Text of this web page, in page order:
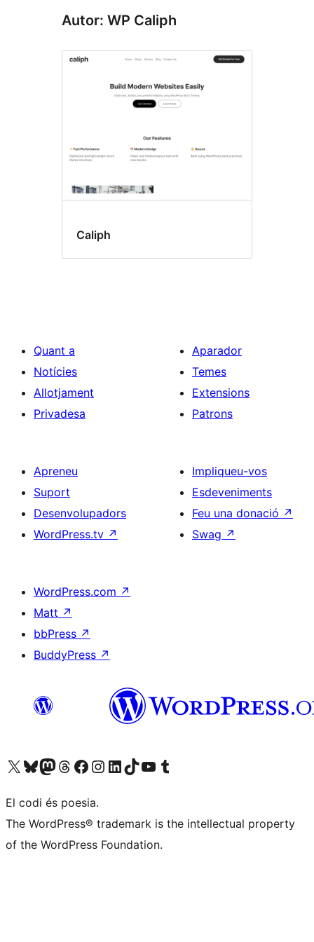
Autor: WP Caliph
Caliph
Quant a
Notícies
Allotjament
Privadesa
Aparador
Temes
Extensions
Patrons
Apreneu
Suport
Desenvolupadors
WordPress.tv ↗
Impliqueu-vos
Esdeveniments
Feu una donació ↗
Swag ↗
WordPress.com ↗
Matt ↗
bbPress ↗
BuddyPress ↗
Visiteu el nostre compte X (abans Twitter)
Visiteu el nostre compte de Bluesky
Visiteu el nostre compte al Mastodon
Visiteu el nostre compte de Threads
Visiteu la nostra pàgina al Facebook
Visiteu el nostre compte d'Instagram
Visiteu el nostre compte de LinkedIn
Visiteu el nostre compte de TikTok
Visiteu el nostre canal al YouTube
Visiteu el nostre compte de Tumblr
El codi és poesia.
The WordPress® trademark is the intellectual property
of the WordPress Foundation.